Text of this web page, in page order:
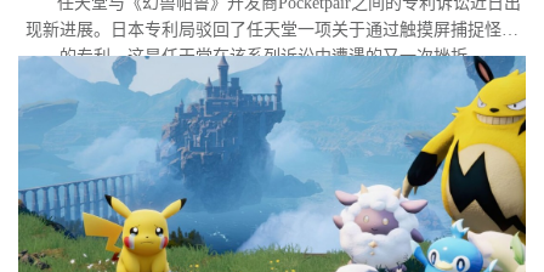
现新进展。日本专利局驳回了任天堂一项关于通过触摸屏捕捉怪物
的专利，这是任天堂在该系列诉讼中遭遇的又一次挫折。